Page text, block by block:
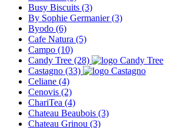
Busy Biscuits (3)
By Sophie Germanier(3)
Byodo (6)
Cafe Natura (5)
Campo (10)
Candy Tree (28)
Castagno (33)
Celiane (4)
Cenovis (2)
ChariTea (4)
Chateau Beaubois (3)
Chateau Grinou (3)